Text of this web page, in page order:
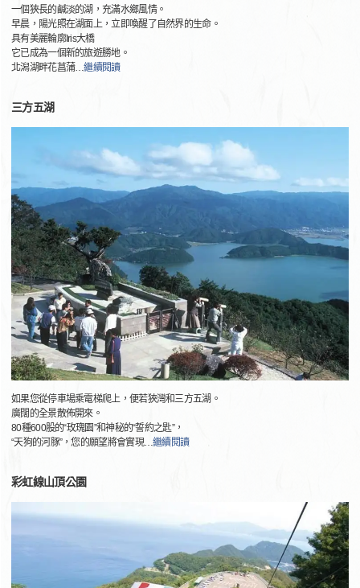
一個狹長的鹹淡的湖，充滿水鄉風情。
早晨，陽光照在湖面上，立即喚醒了自然界的生命。
具有美麗輪廓Iris大橋
它已成為一個新的旅遊勝地。
北潟湖畔花菖蒲…繼續閱讀
三方五湖
如果您從停車場乘電梯爬上，便若狹灣和三方五湖。
廣闊的全景散佈開來。
80種600股的“玫瑰園”和神秘的“誓約之匙”，
“天狗的河豚”，您的願望將會實現…繼續閱讀
彩虹線山頂公園